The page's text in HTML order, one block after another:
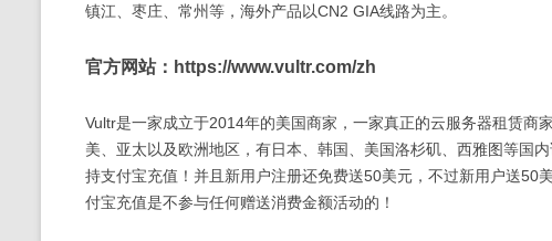
镇江、枣庄、常州等，海外产品以CN2 GIA线路为主。
官方网站：https://www.vultr.com/zh
Vultr是一家成立于2014年的美国商家，一家真正的云服务器租赁商
美、亚太以及欧洲地区，有日本、韩国、美国洛杉矶、西雅图等国
持支付宝充值！并且新用户注册还免费送50美元，不过新用户送50
付宝充值是不参与任何赠送消费金额活动的！